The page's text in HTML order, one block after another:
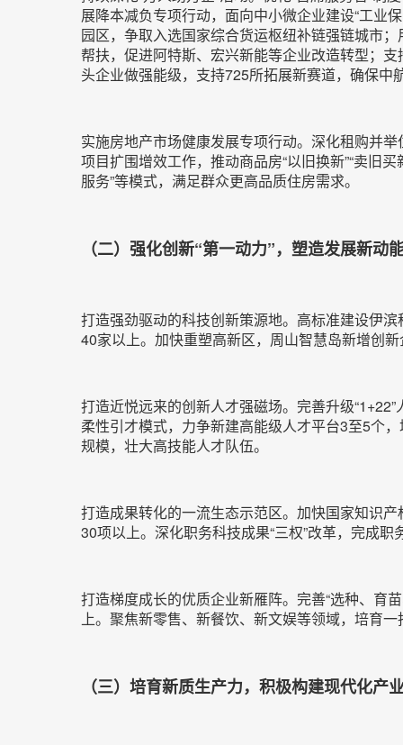
展降本减负专项行动，面向中小微企业建设“工业
园区，争取入选国家综合货运枢纽补链强链城市
帮扶，促进阿特斯、宏兴新能等企业改造转型；
头企业做强能级，支持725所拓展新赛道，确保中
实施房地产市场健康发展专项行动。深化租购并
项目扩围增效工作，推动商品房“以旧换新”“卖旧
服务”等模式，满足群众更高品质住房需求。
（二）强化创新“第一动力”，塑造发展新动
打造强劲驱动的科技创新策源地。高标准建设伊
40家以上。加快重塑高新区，周山智慧岛新增创
打造近悦远来的创新人才强磁场。完善升级“1+22”
柔性引才模式，力争新建高能级人才平台3至5个
规模，壮大高技能人才队伍。
打造成果转化的一流生态示范区。加快国家知识
30项以上。深化职务科技成果“三权”改革，完成
打造梯度成长的优质企业新雁阵。完善“选种、育
上。聚焦新零售、新餐饮、新文娱等领域，培育一
（三）培育新质生产力，积极构建现代化产